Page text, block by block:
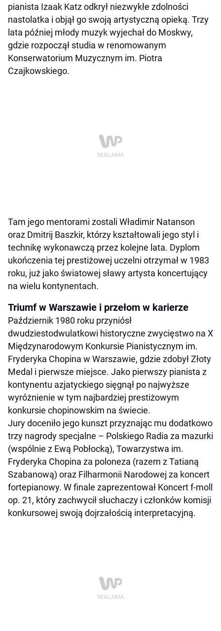
pianista Izaak Katz odkrył niezwykłe zdolności
nastolatka i objął go swoją artystyczną opieką. Trzy
lata później młody muzyk wyjechał do Moskwy,
gdzie rozpoczął studia w renomowanym
Konserwatorium Muzycznym im. Piotra
Czajkowskiego.
Tam jego mentorami zostali Władimir Natanson
oraz Dmitrij Baszkir, którzy kształtowali jego styl i
technikę wykonawczą przez kolejne lata. Dyplom
ukończenia tej prestiżowej uczelni otrzymał w 1983
roku, już jako światowej sławy artysta koncertujący
na wielu kontynentach.
Triumf w Warszawie i przełom w karierze
Październik 1980 roku przyniósł
dwudziestodwulatkowi historyczne zwycięstwo na X
Międzynarodowym Konkursie Pianistycznym im.
Fryderyka Chopina w Warszawie, gdzie zdobył Złoty
Medal i pierwsze miejsce. Jako pierwszy pianista z
kontynentu azjatyckiego sięgnął po najwyższe
wyróżnienie w tym najbardziej prestiżowym
konkursie chopinowskim na świecie.
Jury doceniło jego kunszt przyznając mu dodatkowo
trzy nagrody specjalne – Polskiego Radia za mazurki
(wspólnie z Ewą Pobłocką), Towarzystwa im.
Fryderyka Chopina za poloneza (razem z Tatianą
Szabanową) oraz Filharmonii Narodowej za koncert
fortepianowy. W finale zaprezentował Koncert f-moll
op. 21, który zachwycił słuchaczy i członków komisji
konkursowej swoją dojrzałością interpretacyjną.